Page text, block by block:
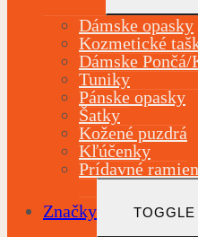
Dámske opasky
Kozmetické
Dámske
Tuniky
Pánske opasky
Šatky
Kožené puzdrá
Kľúčenky
Prídavné
Značky